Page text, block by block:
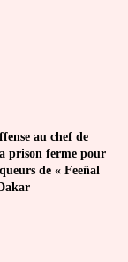
au chef de
prison ferme pour
de « Feeñal